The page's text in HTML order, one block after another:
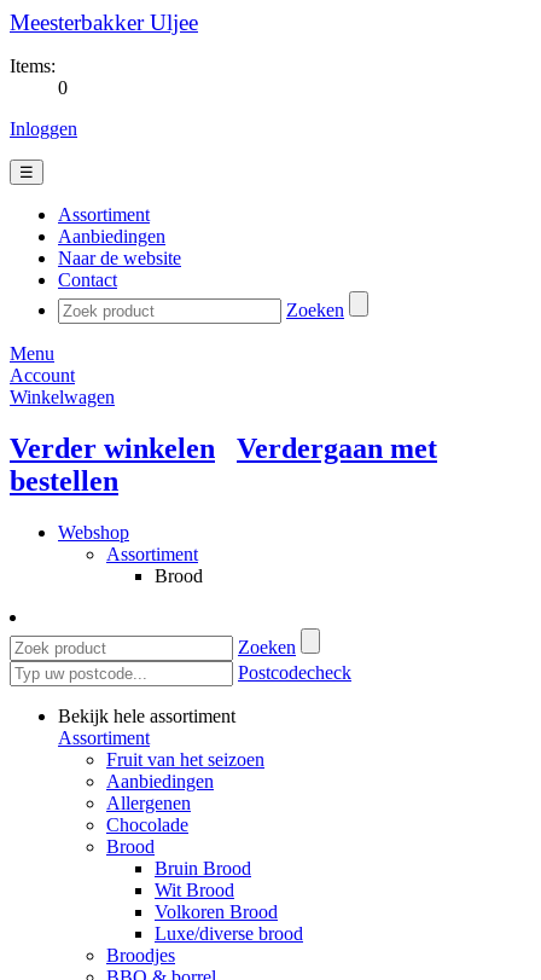
Meesterbakker Uljee
Items:
0
Inloggen
☰
Assortiment
Aanbiedingen
Naar de website
Contact
Zoeken
Menu
Account
Winkelwagen
Verder winkelen
Verdergaan met
bestellen
Webshop
Assortiment
Brood
Zoeken
Postcodecheck
Bekijk hele assortiment
Assortiment
Fruit van het seizoen
Aanbiedingen
Allergenen
Chocolade
Brood
Bruin Brood
Wit Brood
Volkoren Brood
Luxe/diverse brood
Broodjes